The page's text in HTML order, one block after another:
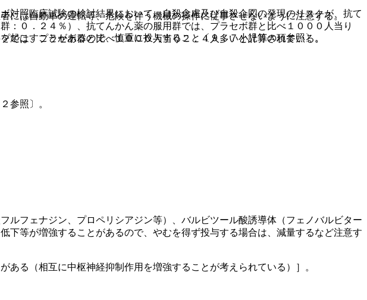
照臨床試験の検討結果において、自殺念慮及び自殺企図の発現のリスクが、抗て
０．２４％）、抗てんかん薬の服用群では、プラセボ群と比べ１０００人当り
は、プラセボ群と比べ１０００人当り２．４人多いと計算されている。
は自動車の運転等、危険を伴う機械の操作に従事させないように注意する。
こすことがあるので、慎重に投与すること〔９．７小児等の項参照〕。
参照〕。
フェナジン、プロペリシアジン等）、バルビツール酸誘導体（フェノバルビター
等が増強することがあるので、やむを得ず投与する場合は、減量するなど注意す
る（相互に中枢神経抑制作用を増強することが考えられている）］。